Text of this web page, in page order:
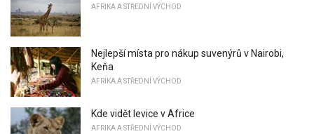
AFRIKA A STŘEDNÍ VÝCHOD
Nejlepší místa pro nákup suvenýrů v Nairobi,
Keňa
AFRIKA A STŘEDNÍ VÝCHOD
Kde vidět levice v Africe
AFRIKA A STŘEDNÍ VÝCHOD